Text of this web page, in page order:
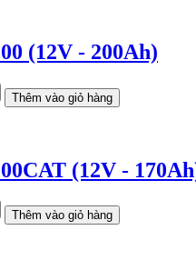
(12V - 200Ah)
(12V -